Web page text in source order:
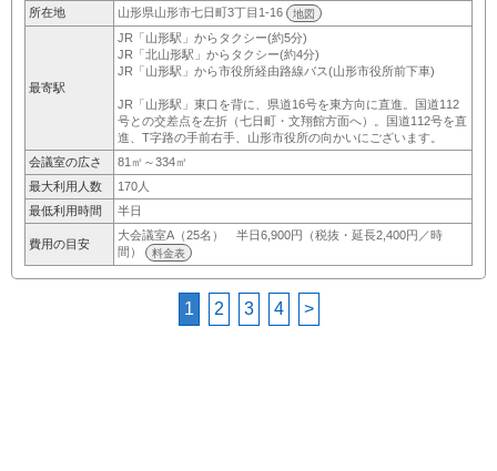
所在地
山形県山形市七日町3丁目1-16 地図
最寄駅
JR「山形駅」からタクシー(約5分)
JR「北山形駅」からタクシー(約4分)
JR「山形駅」から市役所経由路線バス(山形市役所前下車)
JR「山形駅」東口を背に、県道16号を東方向に直進。国道112
号との交差点を左折（七日町・文翔館方面へ）。国道112号を直
進、T字路の手前右手、山形市役所の向かいにございます。
会議室の広さ
81㎡～334㎡
最大利用人数
170人
最低利用時間
半日
費用の目安
大会議室A（25名） 半日6,900円（税抜・延長2,400円／時
間）
料金表
1 2 3 4 >